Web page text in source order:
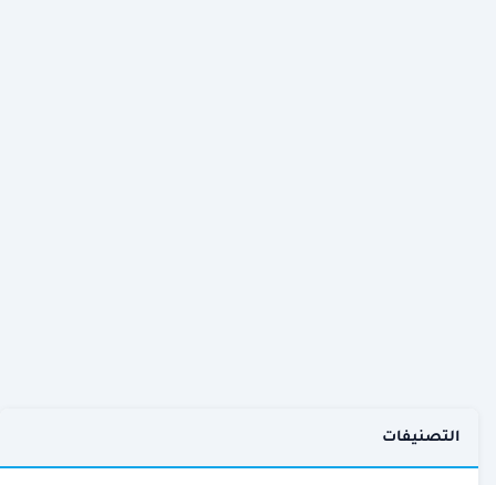
التصنيفات